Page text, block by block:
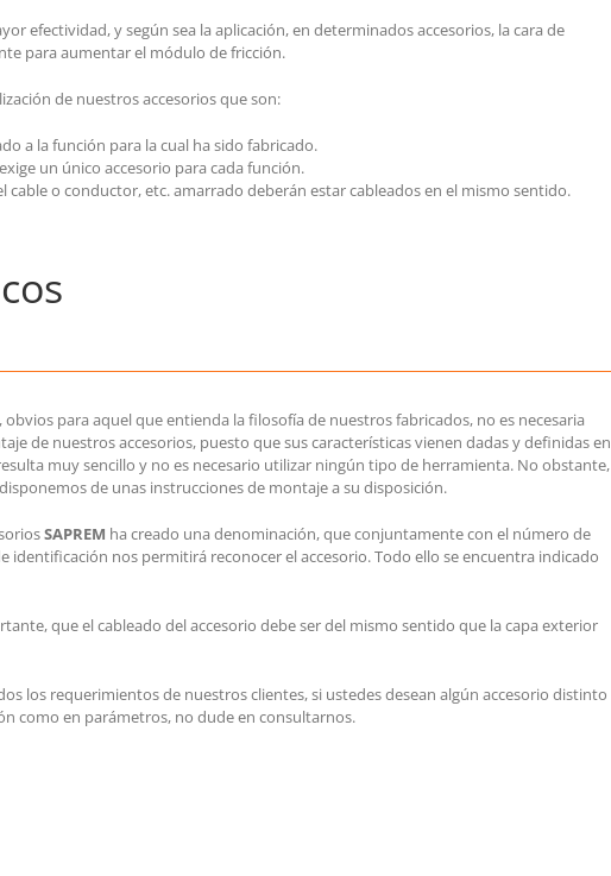
efectividad, y según sea la aplicación, en determinados accesorios, la cara de
para aumentar el módulo de fricción.
de nuestros accesorios que son:
a la función para la cual ha sido fabricado.
un único accesorio para cada función.
cable o conductor, etc. amarrado deberán estar cableados en el mismo sentido.
para aquel que entienda la filosofía de nuestros fabricados, no es necesaria
de nuestros accesorios, puesto que sus características vienen dadas y definidas en
muy sencillo y no es necesario utilizar ningún tipo de herramienta. No obstante,
de unas instrucciones de montaje a su disposición.
SAPREM ha creado una denominación, que conjuntamente con el número de
identificación nos permitirá reconocer el accesorio. Todo ello se encuentra indicado
que el cableado del accesorio debe ser del mismo sentido que la capa exterior
los requerimientos de nuestros clientes, si ustedes desean algún accesorio distinto
como en parámetros, no dude en consultarnos.